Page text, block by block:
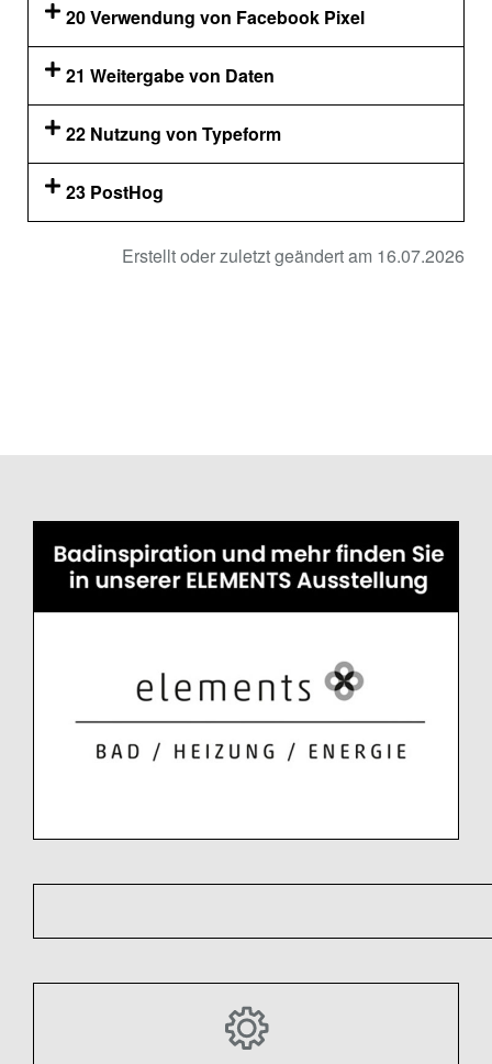
20 Verwendung von Facebook Pixel
21 Weitergabe von Daten
22 Nutzung von Typeform
23 PostHog
Erstellt oder zuletzt geändert am 16.07.2026